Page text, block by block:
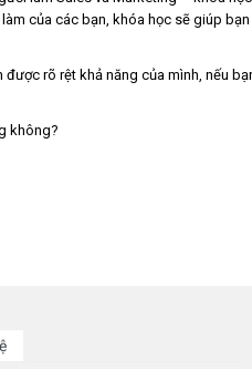
của các bạn, khóa học sẽ giúp
rõ rệt khả năng của mình, nếu
không?